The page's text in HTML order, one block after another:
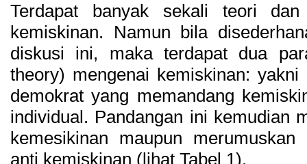
Terdapat banyak sekali teori
kemiskinan. Namun bila
diskusi ini, maka terdapat dua
theory) mengenai kemiskinan:
demokrat yang memandang
individual. Pandangan ini kemudian
kemesikinan maupun
anti kemiskinan (lihat Tabel 1).